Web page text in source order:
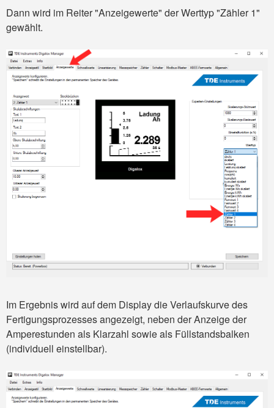
Dann wird im Reiter "Anzeigewerte" der Werttyp "Zähler 1"
gewählt.
Im Ergebnis wird auf dem Display die Verlaufskurve des
Fertigungsprozesses angezeigt, neben der Anzeige der
Amperestunden als Klarzahl sowie als Füllstandsbalken
(individuell einstellbar).